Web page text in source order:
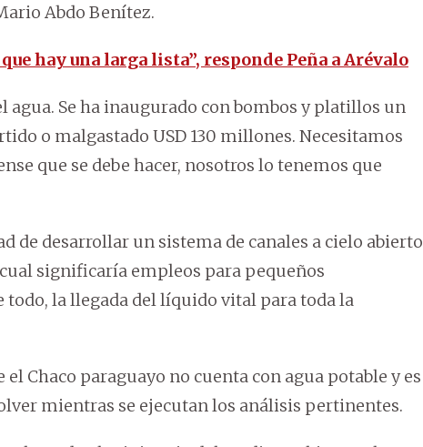
Abdo Benítez.
hay una larga lista”, responde Peña a Arévalo
agua. Se ha inaugurado con bombos y platillos un
o malgastado USD 130 millones. Necesitamos
que se debe hacer, nosotros lo tenemos que
de desarrollar un sistema de canales a cielo abierto
significaría empleos para pequeños
todo, la llegada del líquido vital para toda la
Chaco paraguayo no cuenta con agua potable y es
mientras se ejecutan los análisis pertinentes.